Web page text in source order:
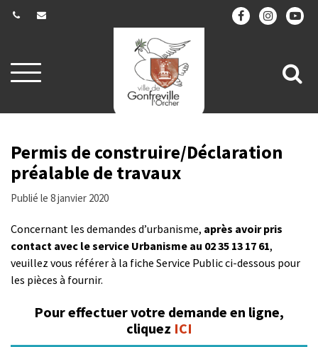
Aller
à
navigation
à
Permis de construire/Déclaration
préalable de travaux
Publié le 8 janvier 2020
Concernant les demandes d’urbanisme, après avoir pris
contact avec le service Urbanisme au 02 35 13 17 61,
veuillez vous référer à la fiche Service Public ci-dessous pour
les pièces à fournir.
Pour effectuer votre demande en ligne,
cliquez ICI